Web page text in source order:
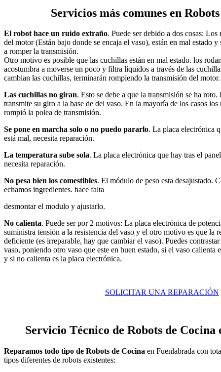
Servicios más comunes en
El robot hace un ruido extraño. Puede ser debido a dos cosas:
del motor (Están bajo donde se encaja el vaso), están en mal estado
a romper la transmisión.
Otro motivo es posible que las cuchillas están en mal estado. los
acostumbra a moverse un poco y filtra líquidos a través de las
cambian las cuchillas, terminarán rompiendo la transmisión del motor.
Las cuchillas no giran. Esto se debe a que la transmisión se ha
transmite su giro a la base de del vaso. En la mayoría de los casos
rompió la polea de transmisión.
Se pone en marcha solo o no puedo pararlo. La placa electrónica
está mal, necesita reparación.
La temperatura sube sola. La placa electrónica que hay tras el
necesita reparación.
No pesa bien los comestibles. El módulo de peso esta desajustado.
echamos ingredientes. hace falta
desmontar el modulo y ajustarlo.
No calienta. Puede ser por 2 motivos: La placa electrónica de
suministra tensión a la resistencia del vaso y el otro motivo es que la
deficiente (es irreparable, hay que cambiar el vaso). Puedes
vaso, poniendo otro vaso que este en buen estado, si el vaso calienta
y si no calienta es la placa electrónica.
SOLICITAR UNA REPARACIÓN
Servicio Técnico de Robots de Cocina
Reparamos todo tipo de Robots de Cocina en Fuenlabrada con
tipos diferentes de robots existentes: